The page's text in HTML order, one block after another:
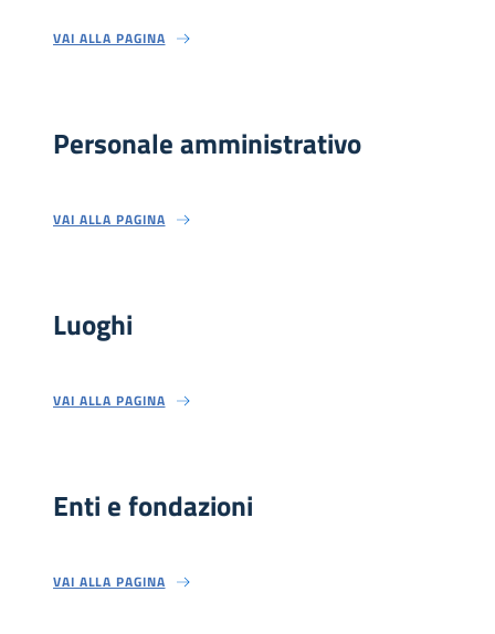
VAI ALLA PAGINA
Personale amministrativo
VAI ALLA PAGINA
Luoghi
VAI ALLA PAGINA
Enti e fondazioni
VAI ALLA PAGINA